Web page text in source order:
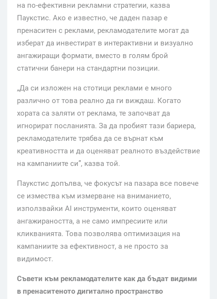
на по-ефективни рекламни стратегии, казва
Паукстис. Ако е известно, че даден пазар е
пренаситен с реклами, рекламодателите могат да
изберат да инвестират в интерактивни и визуално
ангажиращи формати, вместо в голям брой
статични банери на стандартни позиции.
„Да си изложен на стотици реклами е много
различно от това реално да ги виждаш. Когато
хората са заляти от реклама, те започват да
игнорират посланията. За да пробият тази бариера,
рекламодателите трябва да се върнат към
креативността и да оценяват реалното въздействие
на кампаниите си”, казва той.
Паукстис допълва, че фокусът на пазара все повече
се измества към измерване на вниманието,
използвайки AI инструменти, които оценяват
ангажираността, а не само импресиите или
кликванията. Това позволява оптимизация на
кампаниите за ефективност, а не просто за
видимост.
Съвети към рекламодателите как да бъдат видими
в пренаситеното дигитално пространство